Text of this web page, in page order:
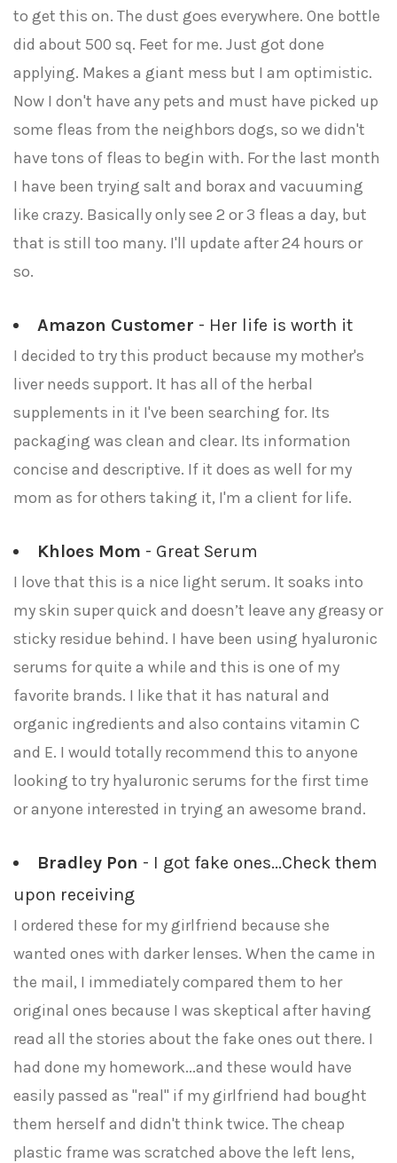
to get this on. The dust goes everywhere. One bottle
did about 500 sq. Feet for me. Just got done
applying. Makes a giant mess but I am optimistic.
Now I don't have any pets and must have picked up
some fleas from the neighbors dogs, so we didn't
have tons of fleas to begin with. For the last month
I have been trying salt and borax and vacuuming
like crazy. Basically only see 2 or 3 fleas a day, but
that is still too many. I'll update after 24 hours or
so.
Amazon Customer - Her life is worth it
I decided to try this product because my mother's
liver needs support. It has all of the herbal
supplements in it I've been searching for. Its
packaging was clean and clear. Its information
concise and descriptive. If it does as well for my
mom as for others taking it, I'm a client for life.
Khloes Mom - Great Serum
I love that this is a nice light serum. It soaks into
my skin super quick and doesn’t leave any greasy or
sticky residue behind. I have been using hyaluronic
serums for quite a while and this is one of my
favorite brands. I like that it has natural and
organic ingredients and also contains vitamin C
and E. I would totally recommend this to anyone
looking to try hyaluronic serums for the first time
or anyone interested in trying an awesome brand.
Bradley Pon - I got fake ones...Check them
upon receiving
I ordered these for my girlfriend because she
wanted ones with darker lenses. When the came in
the mail, I immediately compared them to her
original ones because I was skeptical after having
read all the stories about the fake ones out there. I
had done my homework...and these would have
easily passed as "real" if my girlfriend had bought
them herself and didn't think twice. The cheap
plastic frame was scratched above the left lens,